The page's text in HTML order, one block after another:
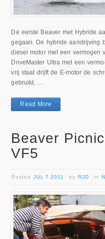
De eerste Beaver met Hybride
gegaan. De hybride aandrijving
diesel motor met een vermogen
DriveMaster Ultra met een
vrij staat drijft de E-motor de
gebruikt, …
Read More
Beaver
VF5
PostedJUL 7 2011 byRJD in